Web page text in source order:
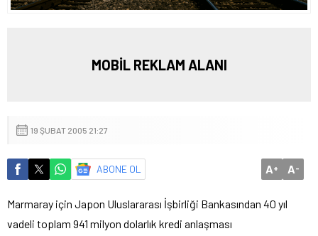
MOBİL REKLAM ALANI
19 ŞUBAT 2005 21:27
ABONE OL A+ A-
Marmaray için Japon Uluslararası İşbirliği Bankasından 40 yıl
vadeli toplam 941 milyon dolarlık kredi anlaşması